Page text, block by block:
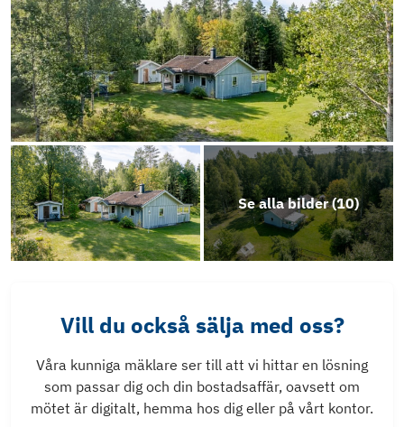
Se alla bilder (10)
Vill du också sälja med oss?
Våra kunniga mäklare ser till att vi hittar en lösning
som passar dig och din bostadsaffär, oavsett om
mötet är digitalt, hemma hos dig eller på vårt kontor.